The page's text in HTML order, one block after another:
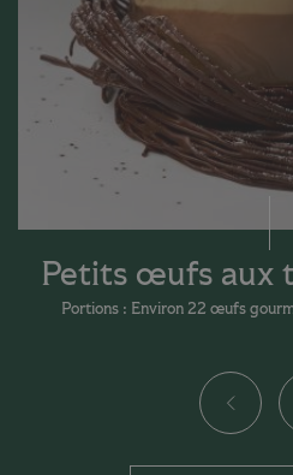
Petits œufs aux
Portions : Environ 22 œufs